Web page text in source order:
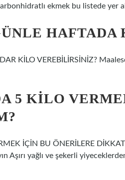
ekmek bu listede yer
KİLO VEREBİLİRSİNİZ?
5 KILO
İÇİN BU ÖNERİLERE
Aşırı yağlı ve şekerli